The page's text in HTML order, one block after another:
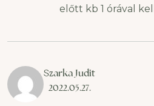
előtt kb 1 órával
Szarka Judit
2022.05.27.